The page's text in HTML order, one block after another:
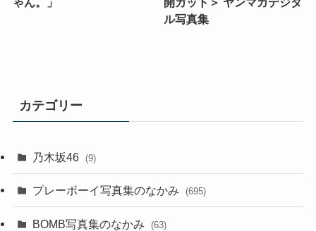
ル写真集
カテゴリー
乃木坂46 (9)
プレーボーイ写真集のなかみ (695)
BOMB写真集のなかみ (63)